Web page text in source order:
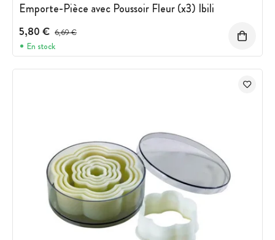
Emporte-Pièce avec Poussoir Fleur (x3) Ibili
5,80 € Prix avant réduction :
6,69 €
En stock